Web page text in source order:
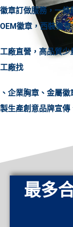
徽章訂做服務，一
OEM徽章，西裝徽
工廠直營，高品質
工廠找
、企業胸章、金屬
製生產創意品牌宣
最多